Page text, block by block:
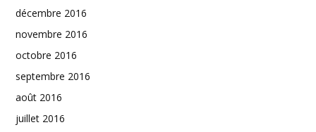
décembre 2016
novembre 2016
octobre 2016
septembre 2016
août 2016
juillet 2016